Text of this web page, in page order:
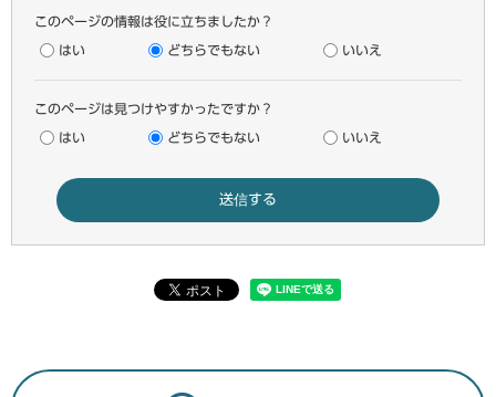
このページの情報は役に立ちましたか？
はい どちらでもない いいえ
このページは見つけやすかったですか？
はい どちらでもない いいえ